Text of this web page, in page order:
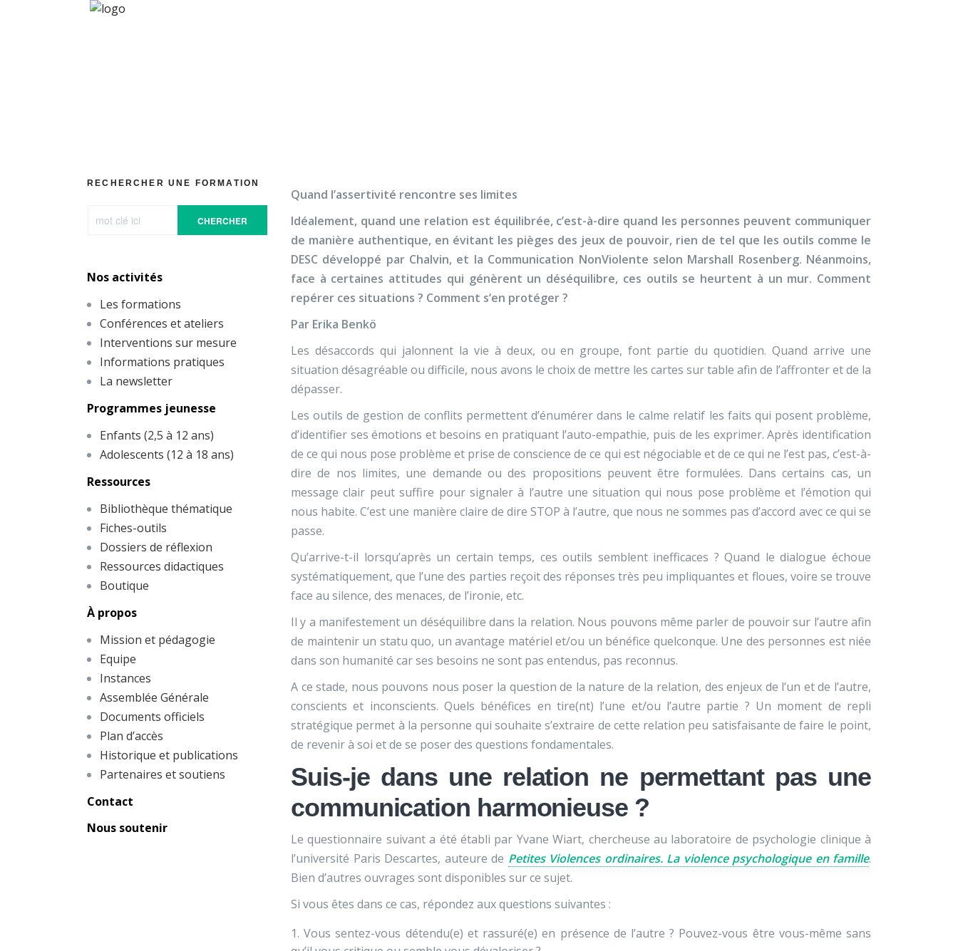
Quand l’assertivité rencontre ses limites
Idéalement, quand une relation est équilibrée, c’est-à-dire quand les personnes peuvent communiquer
de manière authentique, en évitant les pièges des jeux de pouvoir, rien de tel que les outils comme le
DESC développé par Chalvin, et la Communication NonViolente selon Marshall Rosenberg. Néanmoins,
face à certaines attitudes qui génèrent un déséquilibre, ces outils se heurtent à un mur. Comment
repérer ces situations ? Comment s‘en protéger ?
Par Erika Benkö
Les désaccords qui jalonnent la vie à deux, ou en groupe, font partie du quotidien. Quand arrive une
situation désagréable ou difficile, nous avons le choix de mettre les cartes sur table afin de l’affronter et de la
dépasser.
Les outils de gestion de conflits permettent d’énumérer dans le calme relatif les faits qui posent problème,
d’identifier ses émotions et besoins en pratiquant l’auto-empathie, puis de les exprimer. Après identification
de ce qui nous pose problème et prise de conscience de ce qui est négociable et de ce qui ne l’est pas, c’est-à-
dire de nos limites, une demande ou des propositions peuvent être formulées. Dans certains cas, un
message clair peut suffire pour signaler à l’autre une situation qui nous pose problème et l’émotion qui
nous habite. C’est une manière claire de dire STOP à l’autre, que nous ne sommes pas d’accord avec ce qui se
passe.
Qu’arrive-t-il lorsqu’après un certain temps, ces outils semblent inefficaces ? Quand le dialogue échoue
systématiquement, que l’une des parties reçoit des réponses très peu impliquantes et floues, voire se trouve
face au silence, des menaces, de l’ironie, etc.
Il y a manifestement un déséquilibre dans la relation. Nous pouvons même parler de pouvoir sur l’autre afin
de maintenir un statu quo, un avantage matériel et/ou un bénéfice quelconque. Une des personnes est niée
dans son humanité car ses besoins ne sont pas entendus, pas reconnus.
A ce stade, nous pouvons nous poser la question de la nature de la relation, des enjeux de l’un et de l’autre,
conscients et inconscients. Quels bénéfices en tire(nt) l’une et/ou l’autre partie ? Un moment de repli
stratégique permet à la personne qui souhaite s’extraire de cette relation peu satisfaisante de faire le point,
de revenir à soi et de se poser des questions fondamentales.
Suis-je dans une relation ne permettant pas une
communication harmonieuse ?
Le questionnaire suivant a été établi par Yvane Wiart, chercheuse au laboratoire de psychologie clinique à
l’université Paris Descartes, auteure de Petites Violences ordinaires. La violence psychologique en famille.
Bien d’autres ouvrages sont disponibles sur ce sujet.
Si vous êtes dans ce cas, répondez aux questions suivantes :
Vous sentez-vous détendu(e) et rassuré(e) en présence de l’autre ? Pouvez-vous être vous-même sans
RECHERCHER UNE FORMATION
CHERCHER
Nos activités
Les formations
Conférences et ateliers
Interventions sur mesure
Informations pratiques
La newsletter
Programmes jeunesse
Enfants (2,5 à 12 ans)
Adolescents (12 à 18 ans)
Ressources
Bibliothèque thématique
Fiches-outils
Dossiers de réflexion
Ressources didactiques
Boutique
À propos
Mission et pédagogie
Equipe
Instances
Assemblée Générale
Documents officiels
Plan d’accès
Historique et publications
Partenaires et soutiens
Contact
Nous soutenir